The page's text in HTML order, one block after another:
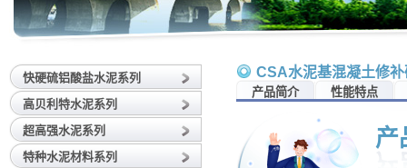
CSA水泥基混凝土修补
产品简介 性能特点
产
快硬硫铝酸盐水泥系列
高贝利特水泥系列
超高强水泥系列
特种水泥材料系列